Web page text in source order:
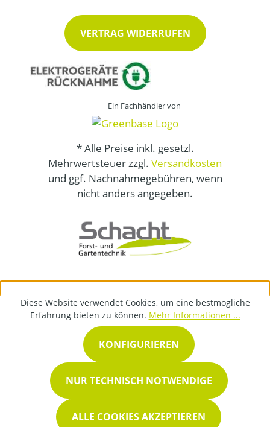
VERTRAG WIDERRUFEN
Ein Fachhändler von
* Alle Preise inkl. gesetzl.
Mehrwertsteuer zzgl. Versandkosten
und ggf. Nachnahmegebühren, wenn
nicht anders angegeben.
Diese Website verwendet Cookies, um eine bestmögliche
Erfahrung bieten zu können. Mehr Informationen ...
NUR TECHNISCH NOTWENDIGE
KONFIGURIEREN
ALLE COOKIES AKZEPTIEREN